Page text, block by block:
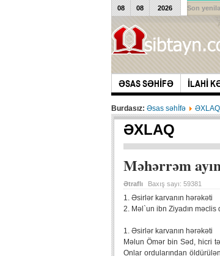
ƏSAS SƏHİFƏ İLAHİ
08 08 2026 Son
Burdasız: Əsas səhİfə ƏXLAQ
ƏXLAQ
Məhərrəm
Ətraflı Baxış sayı: 59381
1. Əsirlər karvanın hərəkəti
2. Məl`un ibn Ziyadın məclis
1. Əsirlər karvanın hərəkəti
Məlun Ömər bin Səd, hicri
Onlar ordularından